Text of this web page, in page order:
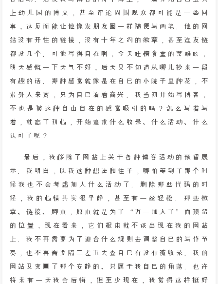
上幼儿园的博文，甚至评论周围观众都可能是一些同
事，这反而能让他像发朋友圈一样随便写两笔。他的网
站没有开往的链接，没有十年之约的徽章，甚至连友链
都没几个。可他写得自在啊，今天吐槽食堂的菜难吃，
明天感慨一下天气不好，后天又不知道从哪儿抄来一段
有趣的话。那种感觉就像是在自己的小院子里种花，不
求外人来赏，只为自己看着高兴。我当初开始写博客，
不也是被这种自由自在的感觉吸引的吗？怎么写着写
着，就忘了初心，开始追求什么收录、什么活动、什么
认可了呢？
最后，我移除了网站上关于各种博客活动的预留展
示。我明白，以我这种想法和性子，哪怕等到了那个时
候我也不会考虑加入什么活动了。删除那些代码的时
候，我的心情其实很平静，甚至有一丝轻松。那些徽
章、链接、脚本，原本就是为了“万一加入了”而预留
的位置，现在看来，它们根本就不该出现在我的网站
上。我不再需要为了迎合什么规则去调整自己的写作节
奏，也不再需要隔三差五去查自己有没有被收录。我的
网站又变回了那个安静的、只属于我自己的角落。也许
将来有一天我会后悔，但至少现在，我觉得这样挺好